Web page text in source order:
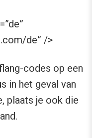
de” />
codes op een
in het geval van
plaats je ook die